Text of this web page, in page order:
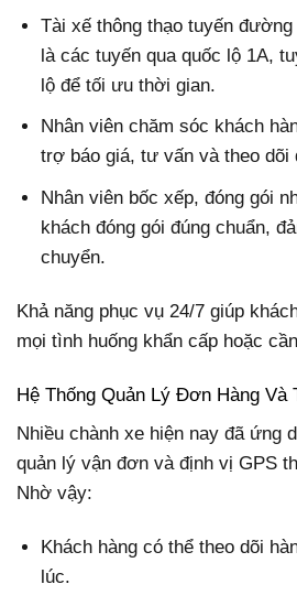
Tài xế thông thạo tuyến
là các tuyến qua quốc lộ 1A,
lộ để tối ưu thời gian.
Nhân viên chăm sóc khách
trợ báo giá, tư vấn và theo dõi
Nhân viên bốc xếp, đóng gói
khách đóng gói đúng chuẩn,
chuyển.
Khả năng phục vụ 24/7 giúp
mọi tình huống khẩn cấp hoặc
Hệ Thống Quản Lý Đơn Hàng Và
Nhiều chành xe hiện nay đã ứng
quản lý vận đơn và định vị GPS
Nhờ vậy:
Khách hàng có thể theo dõi
lúc.